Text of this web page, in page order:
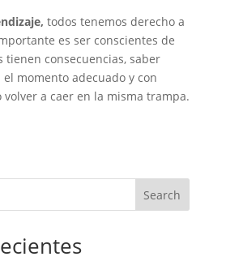
todos tenemos derecho a
es ser conscientes de
tienen consecuencias, saber
momento adecuado y con
a caer en la misma trampa.
Search